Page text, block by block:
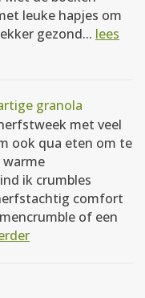
leuke hapjes om
gezond... lees
granola
met veel
ook qua eten om te
warme
ik crumbles
comfort
of een